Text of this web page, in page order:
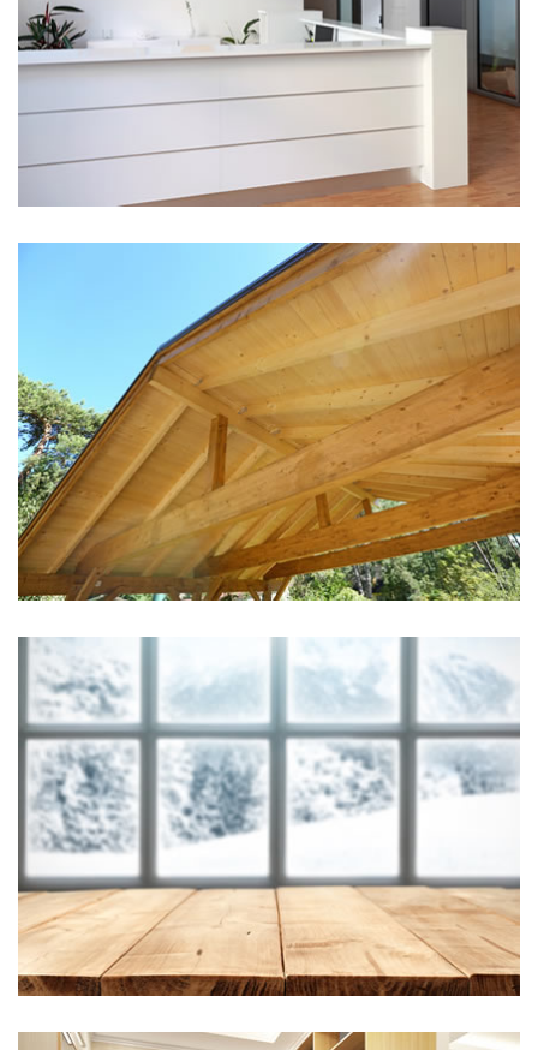
Hier steht eine Headline
Hier steht eine Headline
Kategorie 2
Hier steht eine Headline
Kategorie 3